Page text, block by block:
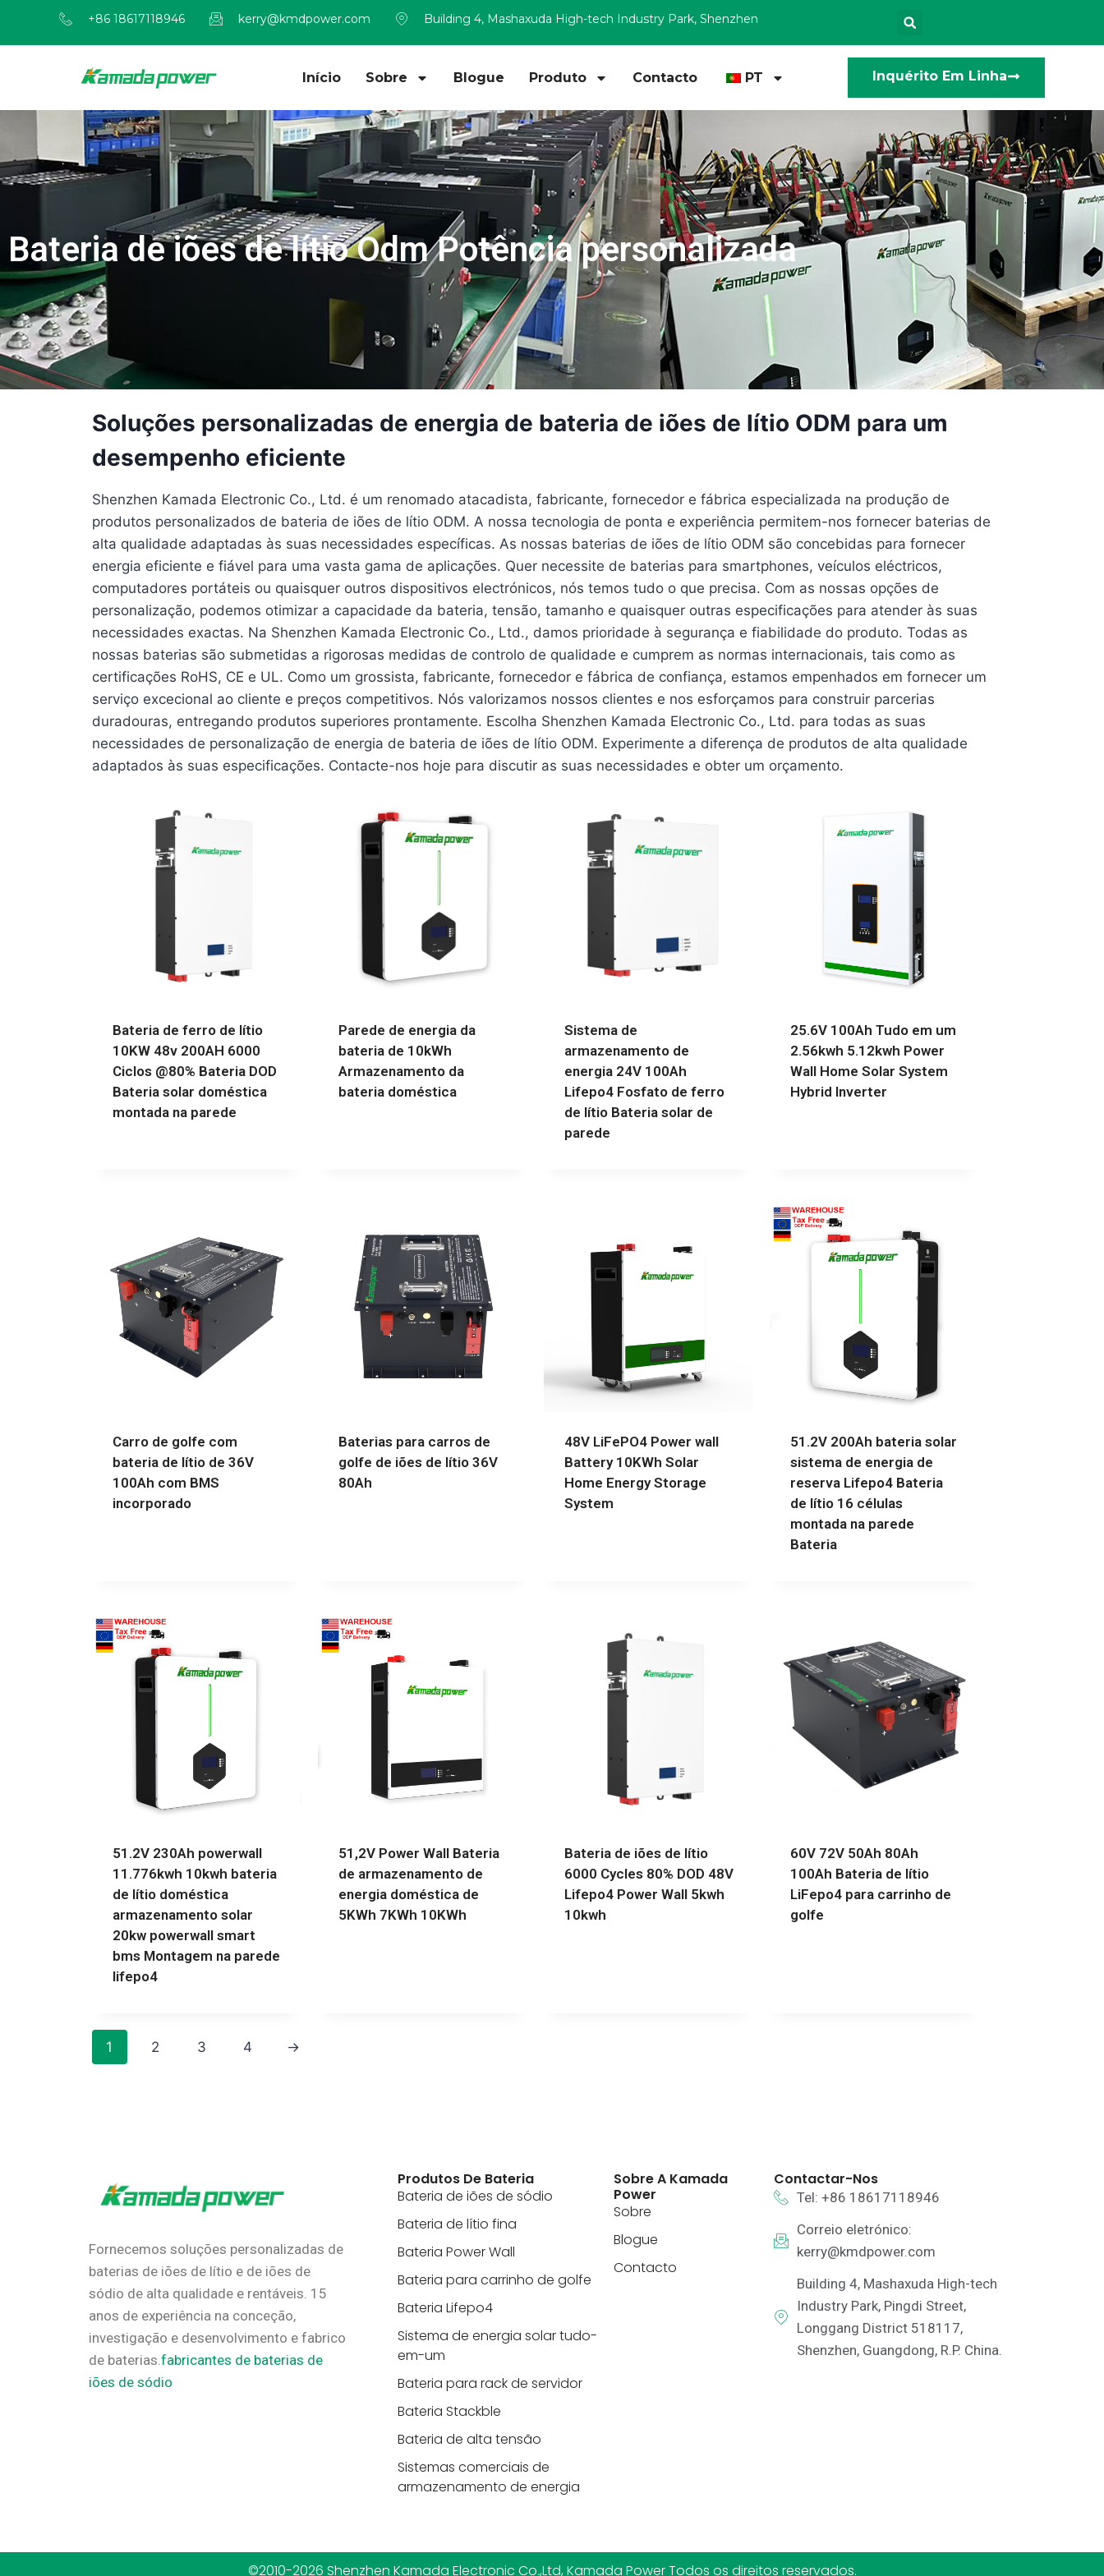
+86 18617118946 kerry@kmdpower.com Building 4, Mashaxuda High-tech Industry Park, Shenzhen
Início Sobre Blogue Produto Contacto PT Inquérito Em Linha
Bateria de iões de lítio Odm Potência personalizada
Soluções personalizadas de energia de bateria de iões de lítio ODM para um
desempenho eficiente
Shenzhen Kamada Electronic Co., Ltd. é um renomado atacadista, fabricante, fornecedor e fábrica especializada na produção de
produtos personalizados de bateria de iões de lítio ODM. A nossa tecnologia de ponta e experiência permitem-nos fornecer baterias de
alta qualidade adaptadas às suas necessidades específicas. As nossas baterias de iões de lítio ODM são concebidas para fornecer
energia eficiente e fiável para uma vasta gama de aplicações. Quer necessite de baterias para smartphones, veículos eléctricos,
computadores portáteis ou quaisquer outros dispositivos electrónicos, nós temos tudo o que precisa. Com as nossas opções de
personalização, podemos otimizar a capacidade da bateria, tensão, tamanho e quaisquer outras especificações para atender às suas
necessidades exactas. Na Shenzhen Kamada Electronic Co., Ltd., damos prioridade à segurança e fiabilidade do produto. Todas as
nossas baterias são submetidas a rigorosas medidas de controlo de qualidade e cumprem as normas internacionais, tais como as
certificações RoHS, CE e UL. Como um grossista, fabricante, fornecedor e fábrica de confiança, estamos empenhados em fornecer um
serviço excecional ao cliente e preços competitivos. Nós valorizamos nossos clientes e nos esforçamos para construir parcerias
duradouras, entregando produtos superiores prontamente. Escolha Shenzhen Kamada Electronic Co., Ltd. para todas as suas
necessidades de personalização de energia de bateria de iões de lítio ODM. Experimente a diferença de produtos de alta qualidade
adaptados às suas especificações. Contacte-nos hoje para discutir as suas necessidades e obter um orçamento.
Bateria de ferro de lítio
10KW 48v 200AH 6000
Ciclos @80% Bateria DOD
Bateria solar doméstica
montada na parede
Parede de energia da
bateria de 10kWh
Armazenamento da
bateria doméstica
Sistema de
armazenamento de
energia 24V 100Ah
Lifepo4 Fosfato de ferro
de lítio Bateria solar de
parede
25.6V 100Ah Tudo em um
2.56kwh 5.12kwh Power
Wall Home Solar System
Hybrid Inverter
Carro de golfe com
bateria de lítio de 36V
100Ah com BMS
incorporado
Baterias para carros de
golfe de iões de lítio 36V
80Ah
48V LiFePO4 Power wall
Battery 10KWh Solar
Home Energy Storage
System
51.2V 200Ah bateria solar
sistema de energia de
reserva Lifepo4 Bateria
de lítio 16 células
montada na parede
Bateria
51.2V 230Ah powerwall
11.776kwh 10kwh bateria
de lítio doméstica
armazenamento solar
20kw powerwall smart
bms Montagem na parede
lifepo4
51,2V Power Wall Bateria
de armazenamento de
energia doméstica de
5KWh 7KWh 10KWh
Bateria de iões de lítio
6000 Cycles 80% DOD 48V
Lifepo4 Power Wall 5kwh
10kwh
60V 72V 50Ah 80Ah
100Ah Bateria de lítio
LiFepo4 para carrinho de
golfe
1 2 3 4 →
Fornecemos soluções personalizadas de
baterias de iões de lítio e de iões de
sódio de alta qualidade e rentáveis. 15
anos de experiência na conceção,
investigação e desenvolvimento e fabrico
de baterias.fabricantes de baterias de
iões de sódio
Produtos De Bateria
Bateria de iões de sódio
Bateria de lítio fina
Bateria Power Wall
Bateria para carrinho de golfe
Bateria Lifepo4
Sistema de energia solar tudo-
em-um
Bateria para rack de servidor
Bateria Stackble
Bateria de alta tensão
Sistemas comerciais de
armazenamento de energia
Sobre A Kamada
Power
Sobre
Blogue
Contacto
Contactar-Nos
Tel: +86 18617118946
Correio eletrónico:
kerry@kmdpower.com
Building 4, Mashaxuda High-tech
Industry Park, Pingdi Street,
Longgang District 518117,
Shenzhen, Guangdong, R.P. China.
©2010-2026 Shenzhen Kamada Electronic Co.,Ltd, Kamada Power Todos os direitos reservados.